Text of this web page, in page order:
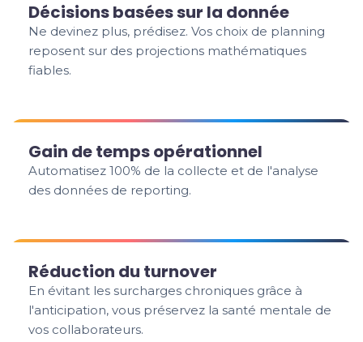
Décisions basées sur la donnée
Ne devinez plus, prédisez. Vos choix de planning
reposent sur des projections mathématiques
fiables.
Gain de temps opérationnel
Automatisez 100% de la collecte et de l'analyse
des données de reporting.
Réduction du turnover
En évitant les surcharges chroniques grâce à
l'anticipation, vous préservez la santé mentale de
vos collaborateurs.